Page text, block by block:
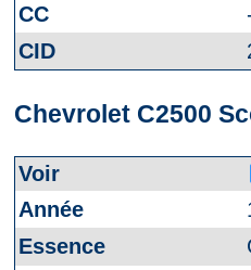
Chevrolet C2500